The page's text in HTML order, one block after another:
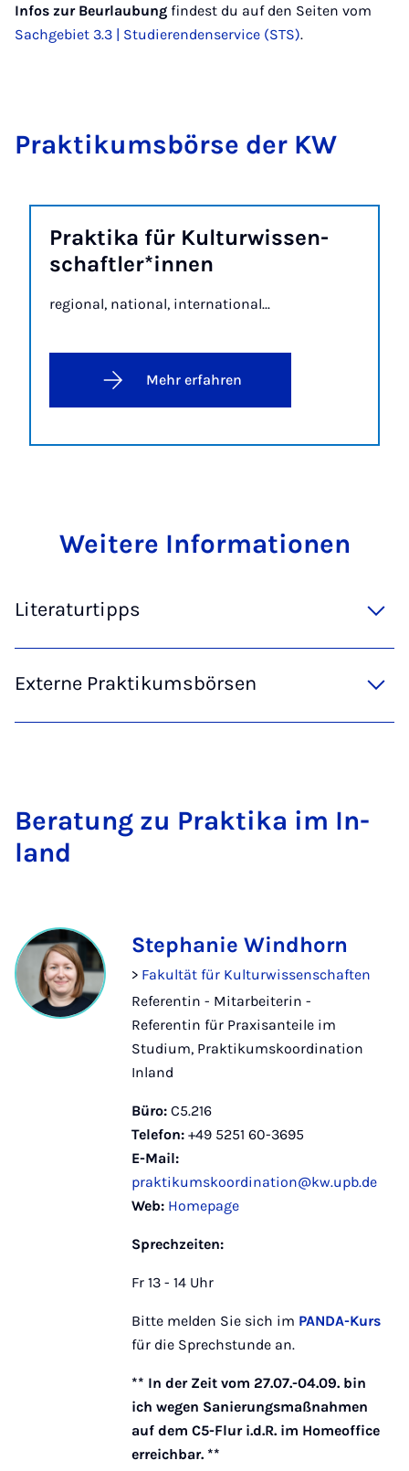
Infos zur Beurlaubung findest du auf den Seiten vom
Sachgebiet 3.3 | Studierendenservice (STS).
Prak­ti­kums­bör­se der KW
Prak­ti­ka für Kul­tur­wis­sen­
schaft­le­r*in­nen
regional, national, international...
Mehr erfahren
Wei­te­re In­for­ma­ti­o­nen
Literaturtipps
Externe Praktikumsbörsen
Be­ra­tung zu Prak­ti­ka im In­
land
Stephanie Windhorn
> Fakultät für Kulturwissenschaften
Referentin - Mitarbeiterin -
Referentin für Praxisanteile im
Studium, Praktikumskoordination
Inland
Büro: C5.216
Telefon: +49 5251 60-3695
E-Mail:
praktikumskoordination@kw.upb.de
Web: Homepage
Sprechzeiten:
Fr 13 - 14 Uhr
Bitte melden Sie sich im PANDA-Kurs
für die Sprechstunde an.
** In der Zeit vom 27.07.-04.09. bin
ich wegen Sanierungsmaßnahmen
auf dem C5-Flur i.d.R. im Homeoffice
erreichbar. **